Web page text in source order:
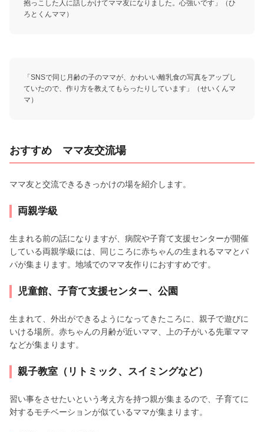
抱っこした人に話しかけてママ友になりました。心強いです」（ひ
ろとくんママ）
「SNSで同じ月齢の子のママが、かわいい離乳食の写真をアップし
ていたので、作り方を教えてもらったりしています」（せいくんマ
マ）
おすすめ ママ友交流場
ママ友と交流できるきっかけの場を紹介します。
両親学級
生まれる前の話になりますが、病院や子育て支援センターが開催
している両親学級には、同じころに赤ちゃんの生まれるママとパ
パが集まります。地域でのママ友作りにおすすめです。
児童館、子育て支援センター、公園
生まれて、外出ができるようになってきたころに、親子で遊びに
いける場所。赤ちゃんの月齢が近いママ、上の子がいる先輩ママ
などが集まります。
親子教室（リトミック、スイミングなど）
習い事をさせたいという考え方を持つ親が集まるので、子育てに
対するモチベーションが似ているママが集まります。